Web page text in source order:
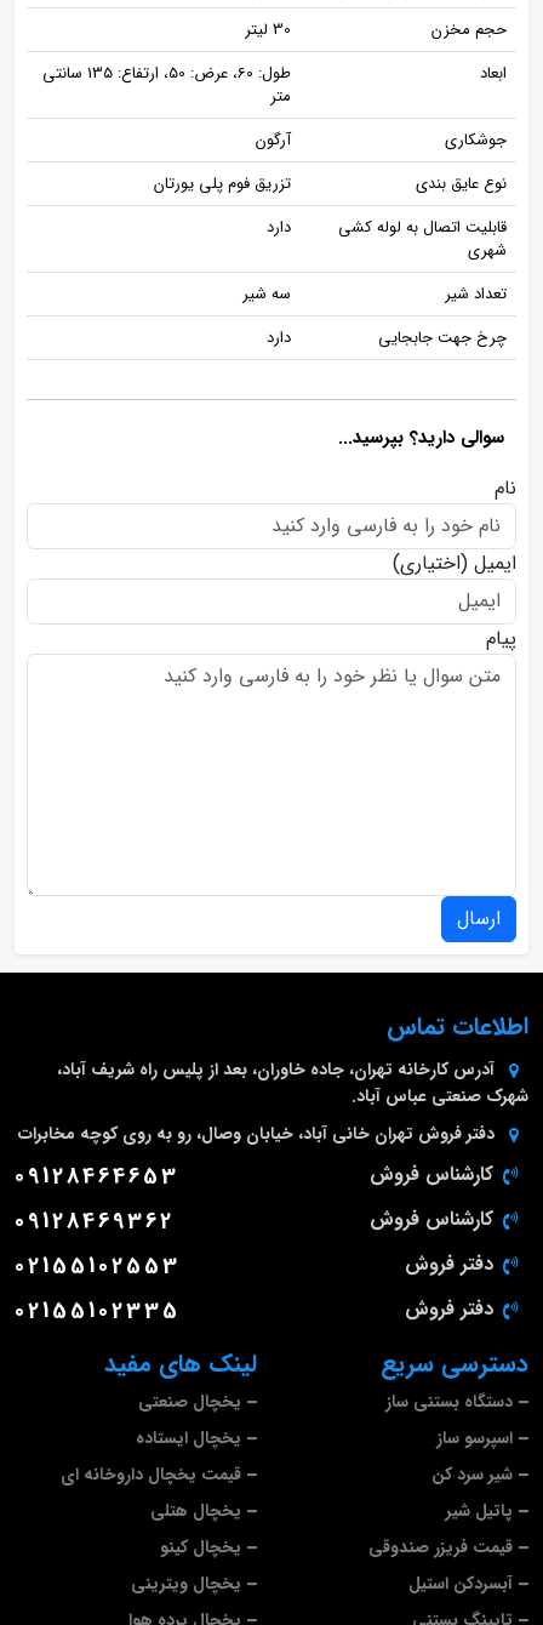
حجم مخزن
30 لیتر
ابعاد
طول: 60، عرض: 50، ارتفاع: 135 سانتی
متر
جوشکاری
آرگون
نوع عایق بندی
تزریق فوم پلی یورتان
قابلیت اتصال به لوله کشی
شهری
دارد
تعداد شیر
سه شیر
چرخ جهت جابجایی
دارد
سوالی دارید؟ بپرسید...
نام
ایمیل (اختیاری)
پیام
ارسال
لینک های مفید
یخچال صنعتی
یخچال ایستاده
قیمت یخچال داروخانه ای
یخچال هتلی
یخچال کینو
یخچال ویترینی
دسترسی سریع
دستگاه بستنی ساز
اسپرسو ساز
شیر سرد کن
پاتیل شیر
قیمت فریزر صندوقی
آبسردکن استیل
اطلاعات تماس
آدرس کارخانه تهران، جاده خاوران، بعد از پلیس راه شریف آباد،
شهرک صنعتی عباس آباد.
دفتر فروش تهران خانی آباد، خیابان وصال، رو به روی کوچه مخابرات
کارشناس فروش 09128464653
کارشناس فروش 09128469362
دفتر فروش 02155102553
دفتر فروش 02155102335